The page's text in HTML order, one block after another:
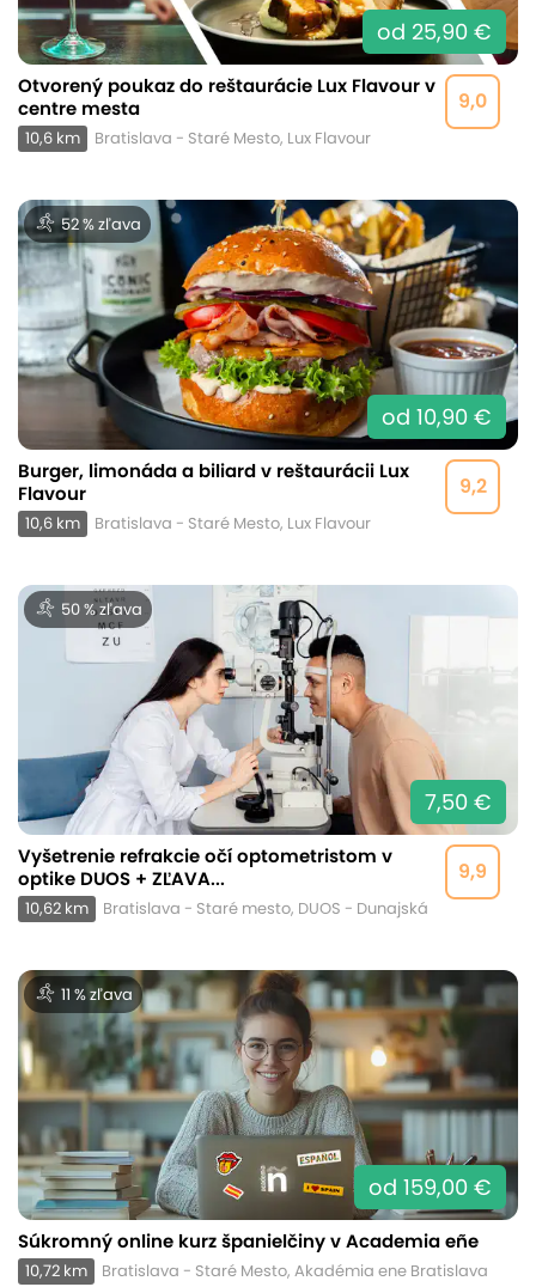
od 25,90 €
9,0
Otvorený poukaz do reštaurácie Lux Flavour v
centre mesta
10,6 km Bratislava - Staré Mesto, Lux Flavour
52 % zľava
od 10,90 €
9,2
Burger, limonáda a biliard v reštaurácii Lux
Flavour
10,6 km Bratislava - Staré Mesto, Lux Flavour
50 % zľava
7,50 €
9,9
Vyšetrenie refrakcie očí optometristom v
optike DUOS + ZĽAVA...
10,62 km Bratislava - Staré mesto, DUOS - Dunajská
11 % zľava
od 159,00 €
Súkromný online kurz španielčiny v Academia eñe
10,72 km Bratislava - Staré Mesto, Akadémia ene Bratislava